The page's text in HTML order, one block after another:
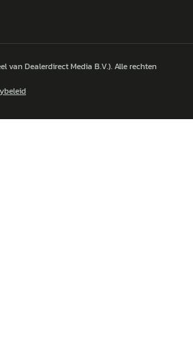
van Dealerdirect Media B.V.). Alle rechten